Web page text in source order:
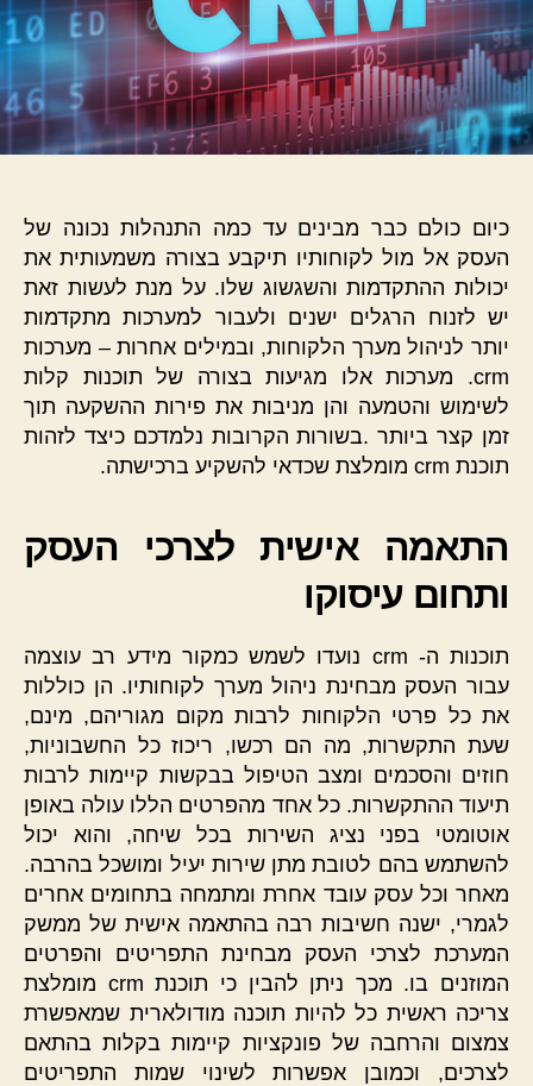
כיום כולם כבר מבינים עד כמה התנהלות נכונה של
העסק אל מול לקוחותיו תיקבע בצורה משמעותית את
יכולות ההתקדמות והשגשוג שלו. על מנת לעשות זאת
יש לזנוח הרגלים ישנים ולעבור למערכות מתקדמות
יותר לניהול מערך הלקוחות, ובמילים אחרות – מערכות
crm. מערכות אלו מגיעות בצורה של תוכנות קלות
לשימוש והטמעה והן מניבות את פירות ההשקעה תוך
זמן קצר ביותר .בשורות הקרובות נלמדכם כיצד לזהות
תוכנת crm מומלצת שכדאי להשקיע ברכישתה.
התאמה אישית לצרכי העסק
ותחום עיסוקו
תוכנות ה- crm נועדו לשמש כמקור מידע רב עוצמה
עבור העסק מבחינת ניהול מערך לקוחותיו. הן כוללות
את כל פרטי הלקוחות לרבות מקום מגוריהם, מינם,
שעת התקשרות, מה הם רכשו, ריכוז כל החשבוניות,
חוזים והסכמים ומצב הטיפול בבקשות קיימות לרבות
תיעוד ההתקשרות. כל אחד מהפרטים הללו עולה באופן
אוטומטי בפני נציג השירות בכל שיחה, והוא יכול
להשתמש בהם לטובת מתן שירות יעיל ומושכל בהרבה.
מאחר וכל עסק עובד אחרת ומתמחה בתחומים אחרים
לגמרי, ישנה חשיבות רבה בהתאמה אישית של ממשק
המערכת לצרכי העסק מבחינת התפריטים והפרטים
המוזנים בו. מכך ניתן להבין כי תוכנת crm מומלצת
צריכה ראשית כל להיות תוכנה מודולארית שמאפשרת
צמצום והרחבה של פונקציות קיימות בקלות בהתאם
לצרכים, וכמובן אפשרות לשינוי שמות התפריטים